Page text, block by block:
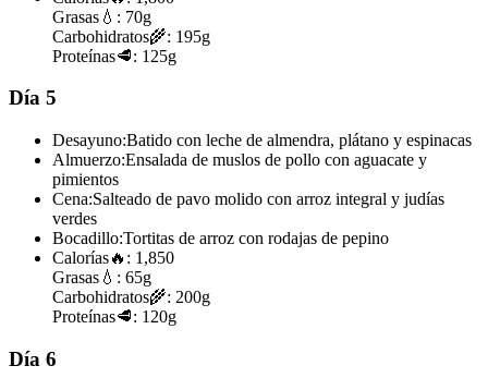
Grasas 💧: 70g
Carbohidratos🌾: 195g
Proteínas🥩: 125g
Día 5
Desayuno:Batido con leche de almendra, plátano y espinacas
Almuerzo:Ensalada de muslos de pollo con aguacate y
pimientos
Cena:Salteado de pavo molido con arroz integral y judías
verdes
Bocadillo:Tortitas de arroz con rodajas de pepino
Calorías🔥: 1,850
Grasas 💧: 65g
Carbohidratos🌾: 200g
Proteínas🥩: 120g
Día 6